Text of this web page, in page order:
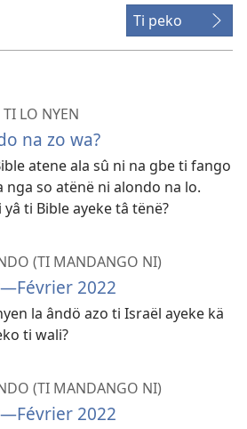
Ti peko
TI LO NYEN
na zo wa?
atene ala sû ni na gbe ti fango
nga so atënë ni alondo na lo.
yâ ti Bible ayeke tâ tënë?
(TI MANDANGO NI)
2022
la ândö azo ti Israël ayeke kä
ti wali?
(TI MANDANGO NI)
2022